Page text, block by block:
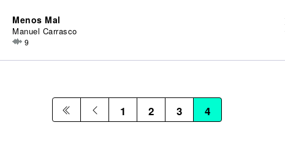
Menos Mal
Manuel Carrasco
9
1 2 3 4